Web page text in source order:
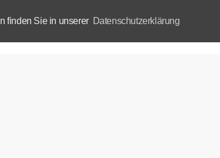
finden Sie in unserer Datenschutzerklärung
Aktuelles Akademie